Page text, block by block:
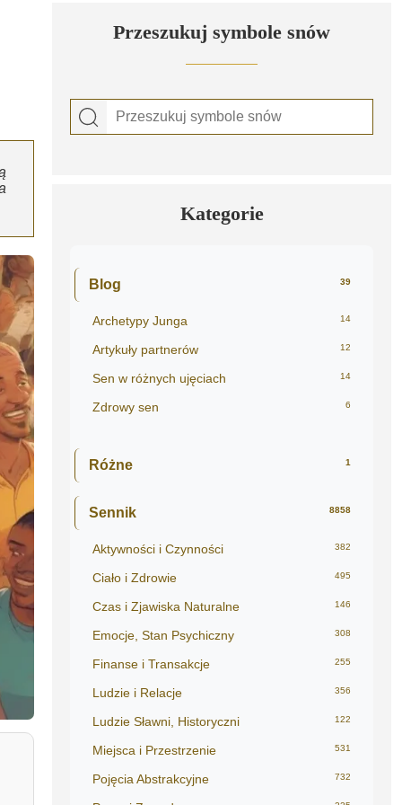
Przeszukuj symbole snów
Kategorie
Blog 39
Archetypy Junga 14
Artykuły partnerów 12
Sen w różnych ujęciach 14
Zdrowy sen 6
Różne 1
Sennik 8858
Aktywności i Czynności 382
Ciało i Zdrowie 495
Czas i Zjawiska Naturalne 146
Emocje, Stan Psychiczny 308
Finanse i Transakcje 255
Ludzie i Relacje 356
Ludzie Sławni, Historyczni 122
Miejsca i Przestrzenie 531
Pojęcia Abstrakcyjne 732